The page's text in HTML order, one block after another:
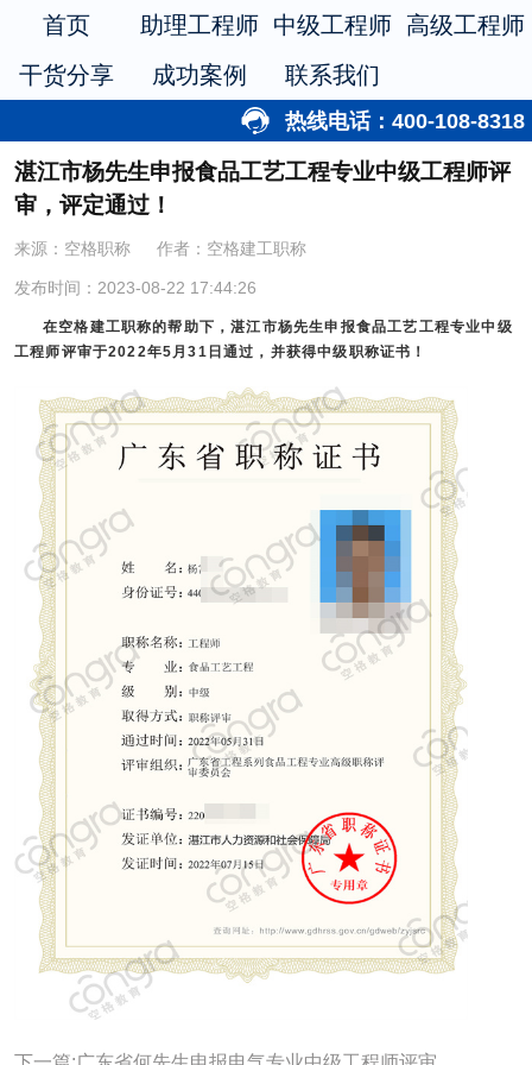
首页 助理工程师 中级工程师 高级工程师
干货分享
成功案例 联系我们
热线电话：400-108-8318
湛江市杨先生申报食品工艺工程专业中级工程师评
审，评定通过！
来源：空格职称 作者：空格建工职称
发布时间：2023-08-22 17:44:26
在空格建工职称的帮助下，湛江市杨先生申报食品工艺工程专业中级
工程师评审于2022年5月31日通过，并获得中级职称证书！